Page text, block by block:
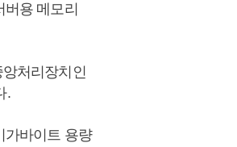
용 메모리
처리장치인
.
가바이트 용량